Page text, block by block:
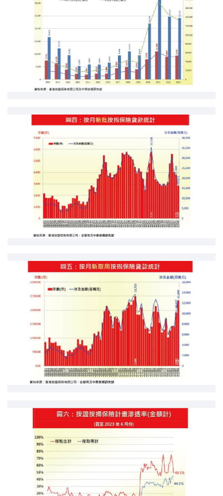
实时银行资讯
装修·保险优惠
免费装修转介服务
装修设计专栏
火险、家居、宠物保险
联络我们
条款及细则
私隐政策
本网页所提供资料仅作参考用途。
若因错漏而引致任何不便或损失，中原按揭概不负责。
本网站采用无障碍网页设计，如有任何问题，可查询：
2889 2886 / cmb@mail.centanet.com
|
© 2026 中原按揭经纪有限公司 Centaline Mortgage Broker Limited 版权所有
条款及细则
| 私隐政策声明